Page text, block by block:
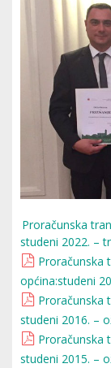
Proračunska
studeni 2022. –
Proračunska
općina:studeni
Proračunska
studeni 2016. –
Proračunska
studeni 2015. –